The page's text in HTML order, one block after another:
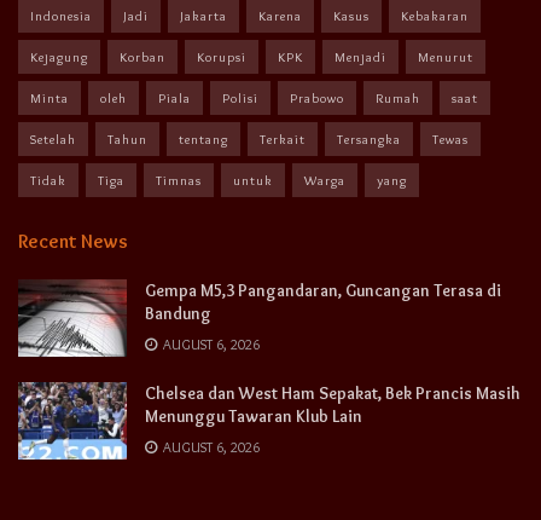
Indonesia Jadi Jakarta Karena Kasus Kebakaran
Kejagung Korban Korupsi KPK Menjadi Menurut
Minta oleh Piala Polisi Prabowo Rumah saat
Setelah Tahun tentang Terkait Tersangka Tewas
Tidak Tiga Timnas untuk Warga yang
Recent News
Gempa M5,3 Pangandaran, Guncangan Terasa di
Bandung
AUGUST 6, 2026
Chelsea dan West Ham Sepakat, Bek Prancis Masih
Menunggu Tawaran Klub Lain
AUGUST 6, 2026